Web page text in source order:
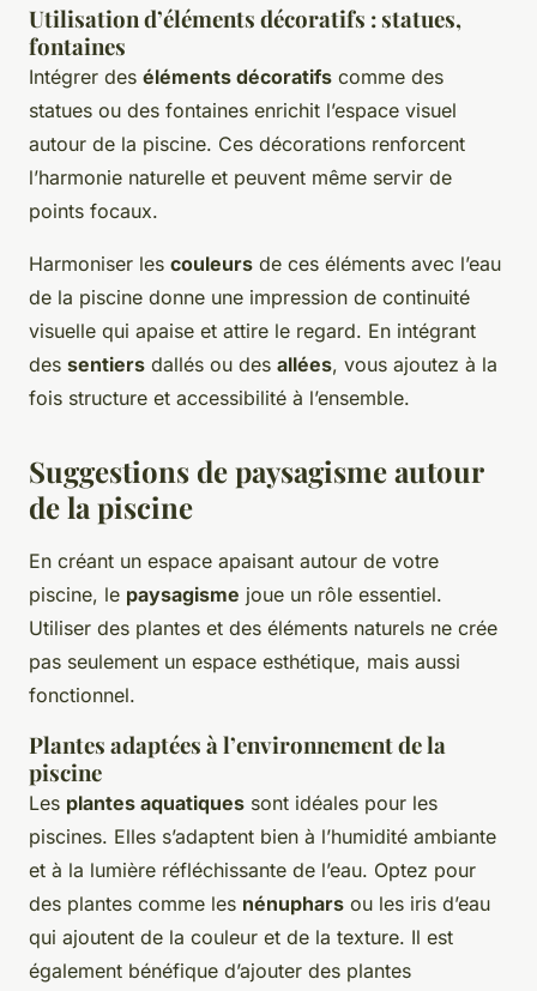
Utilisation d’éléments décoratifs : statues,
fontaines
Intégrer des éléments décoratifs comme des
statues ou des fontaines enrichit l’espace visuel
autour de la piscine. Ces décorations renforcent
l’harmonie naturelle et peuvent même servir de
points focaux.
Harmoniser les couleurs de ces éléments avec l’eau
de la piscine donne une impression de continuité
visuelle qui apaise et attire le regard. En intégrant
des sentiers dallés ou des allées, vous ajoutez à la
fois structure et accessibilité à l’ensemble.
Suggestions de paysagisme autour
de la piscine
En créant un espace apaisant autour de votre
piscine, le paysagisme joue un rôle essentiel.
Utiliser des plantes et des éléments naturels ne crée
pas seulement un espace esthétique, mais aussi
fonctionnel.
Plantes adaptées à l’environnement de la
piscine
Les plantes aquatiques sont idéales pour les
piscines. Elles s’adaptent bien à l’humidité ambiante
et à la lumière réfléchissante de l’eau. Optez pour
des plantes comme les nénuphars ou les iris d’eau
qui ajoutent de la couleur et de la texture. Il est
également bénéfique d’ajouter des plantes